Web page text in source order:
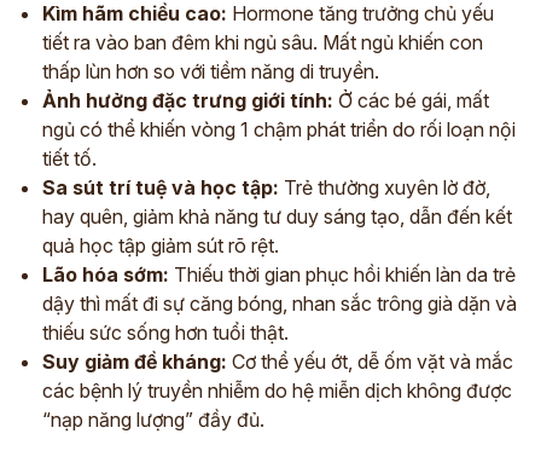
Kìm hãm chiều cao: Hormone tăng trưởng chủ yếu
tiết ra vào ban đêm khi ngủ sâu. Mất ngủ khiến con
thấp lùn hơn so với tiềm năng di truyền.
Ảnh hưởng đặc trưng giới tính: Ở các bé gái, mất
ngủ có thể khiến vòng 1 chậm phát triển do rối loạn nội
tiết tố.
Sa sút trí tuệ và học tập: Trẻ thường xuyên lờ đờ,
hay quên, giảm khả năng tư duy sáng tạo, dẫn đến kết
quả học tập giảm sút rõ rệt.
Lão hóa sớm: Thiếu thời gian phục hồi khiến làn da trẻ
dậy thì mất đi sự căng bóng, nhan sắc trông già dặn và
thiếu sức sống hơn tuổi thật.
Suy giảm đề kháng: Cơ thể yếu ớt, dễ ốm vặt và mắc
các bệnh lý truyền nhiễm do hệ miễn dịch không được
“nạp năng lượng” đầy đủ.